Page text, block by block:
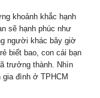
khoảnh khắc hạnh
sẽ hạnh phúc như
người khác bây giờ
biết bao, con cái bạn
trưởng thành. Nhìn
đình ở TPHCM